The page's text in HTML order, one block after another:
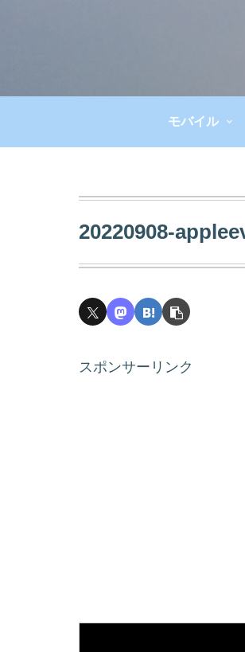
モバイル
20220908-
スポンサーリンク